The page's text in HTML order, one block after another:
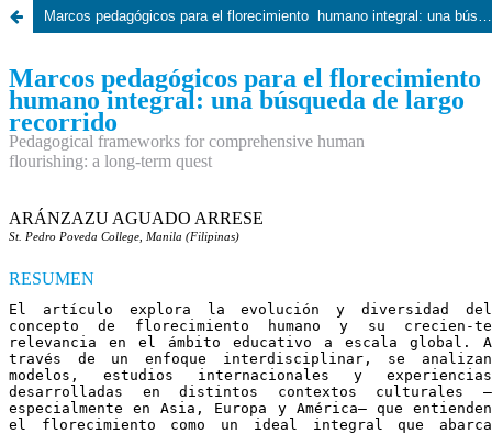
Marcos pedagógicos para el florecimiento humano integral: una búsqueda de largo recorrido